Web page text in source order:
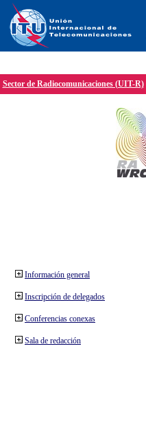
Sector de Radiocomunicaciones (UIT-R)
Información general
Inscripción de delegados
Conferencias conexas
Sala de redacción